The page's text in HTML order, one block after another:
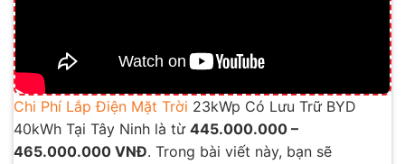
Chi Phí Lắp Điện Mặt Trời 23kWp Có Lưu Trữ BYD
40kWh Tại Tây Ninh là từ 445.000.000 –
465.000.000 VNĐ. Trong bài viết này, bạn sẽ